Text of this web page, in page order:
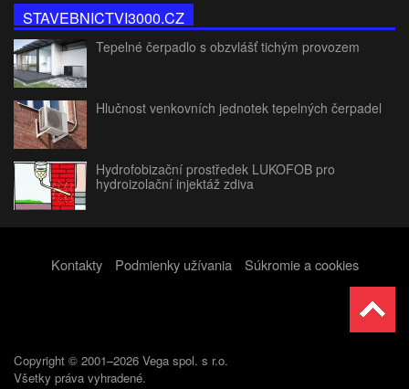
STAVEBNICTVI3000.CZ
Tepelné čerpadlo s obzvlášť tichým provozem
Hlučnost venkovních jednotek tepelných čerpadel
Hydrofobizační prostředek LUKOFOB pro
hydroizolační injektáž zdiva
Kontakty Podmienky užívania Súkromie a cookies
Copyright © 2001–2026 Vega spol. s r.o.
Všetky práva vyhradené.